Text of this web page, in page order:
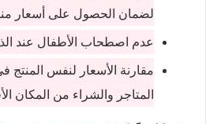
لضمان الحصول على أسعار
عدم اصطحاب الأطفال عند
مقارنة الأسعار لنفس
المتاجر والشراء من المكان